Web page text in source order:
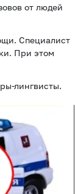
от людей
Специалист
При этом
лингвисты.